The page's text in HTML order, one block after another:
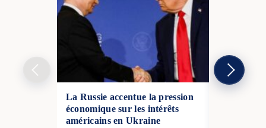
La Russie accentue la pression
économique sur les intérêts
américains en Ukraine